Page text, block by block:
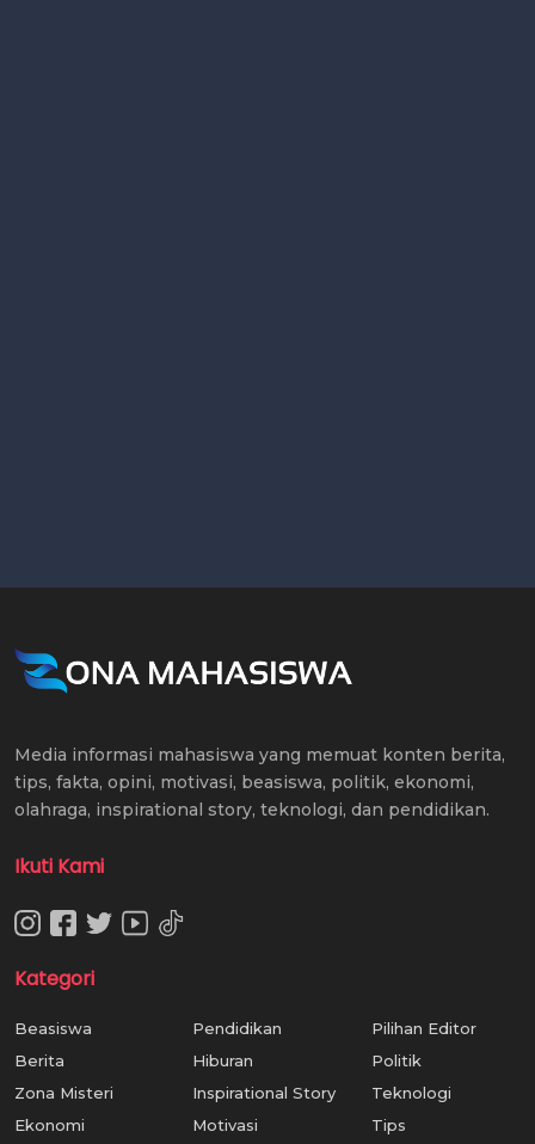
Media informasi mahasiswa yang memuat konten berita,
tips, fakta, opini, motivasi, beasiswa, politik, ekonomi,
olahraga, inspirational story, teknologi, dan pendidikan.
Ikuti Kami
Kategori
Beasiswa
Berita
Zona Misteri
Ekonomi
Pendidikan
Hiburan
Inspirational Story
Motivasi
Pilihan Editor
Politik
Teknologi
Tips